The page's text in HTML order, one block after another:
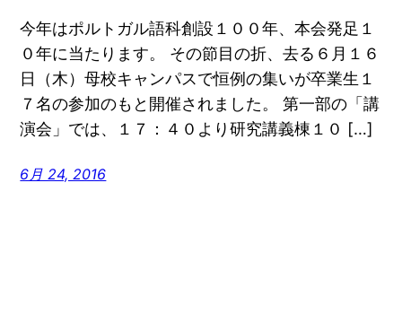
今年はポルトガル語科創設１００年、本会発足１
０年に当たります。 その節目の折、去る６月１６
日（木）母校キャンパスで恒例の集いが卒業生１
７名の参加のもと開催されました。 第一部の「講
演会」では、１７：４０より研究講義棟１０ […]
6月 24, 2016